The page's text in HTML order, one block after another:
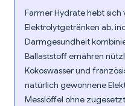
Farmer Hydrate hebt sich
Elektrolytgetränken ab,
Darmgesundheit
Ballaststoff ernähren
Kokoswasser und
natürlich gewonnene
Messlöffel ohne